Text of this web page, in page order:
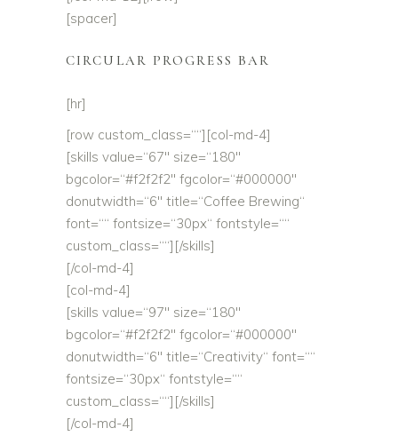
[spacer]
CIRCULAR PROGRESS BAR
[hr]
[row custom_class=““][col-md-4]
[skills value=“67″ size=“180″
bgcolor=“#f2f2f2″ fgcolor=“#000000″
donutwidth=“6″ title=“Coffee Brewing“
font=““ fontsize=“30px“ fontstyle=““
custom_class=““][/skills]
[/col-md-4]
[col-md-4]
[skills value=“97″ size=“180″
bgcolor=“#f2f2f2″ fgcolor=“#000000″
donutwidth=“6″ title=“Creativity“ font=““
fontsize=“30px“ fontstyle=““
custom_class=““][/skills]
[/col-md-4]